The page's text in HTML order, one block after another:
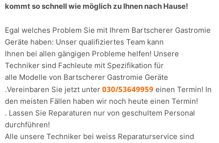
kommt so schnell wie möglich zu Ihnen nach Hause!
Egal welches Problem Sie mit Ihrem Bartscherer Gastromie
Geräte haben: Unser qualifiziertes Team kann
Ihnen bei allen gängigen Probleme helfen! Unsere
Techniker sind Fachleute mit Spezifikation für
alle Modelle von Bartscherer Gastromie Geräte
.Vereinbaren Sie jetzt unter 030/53649959 einen Termin! In
den meisten Fällen haben wir noch heute einen Termin!
. Lassen Sie Reparaturen nur von geschultem Personal
durchführen!
Alle unsere Techniker bei weiss Reparaturservice sind